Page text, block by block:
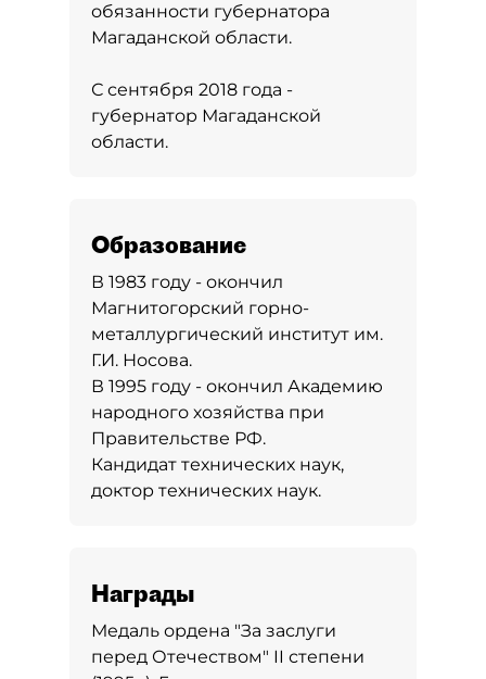
обязанности губернатора
Магаданской области.
С сентября 2018 года -
губернатор Магаданской
области.
Образование
В 1983 году - окончил
Магнитогорский горно-
металлургический институт им.
Г.И. Носова.
В 1995 году - окончил Академию
народного хозяйства при
Правительстве РФ.
Кандидат технических наук,
доктор технических наук.
Награды
Медаль ордена "За заслуги
перед Отечеством" II степени